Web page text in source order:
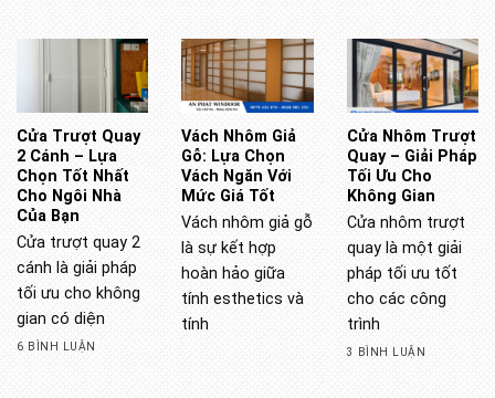
Cửa Trượt Quay
2 Cánh – Lựa
Chọn Tốt Nhất
Cho Ngôi Nhà
Của Bạn
Cửa trượt quay 2
cánh là giải pháp
tối ưu cho không
gian có diện
6 BÌNH LUẬN
Vách Nhôm Giả
Gỗ: Lựa Chọn
Vách Ngăn Với
Mức Giá Tốt
Vách nhôm giả gỗ
là sự kết hợp
hoàn hảo giữa
tính esthetics và
tính
Cửa Nhôm Trượt
Quay – Giải Pháp
Tối Ưu Cho
Không Gian
Cửa nhôm trượt
quay là một giải
pháp tối ưu tốt
cho các công
trình
3 BÌNH LUẬN